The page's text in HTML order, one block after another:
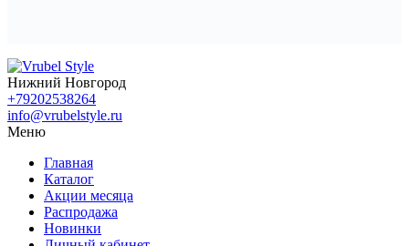
Нижний Новгород
+79202538264
info@vrubelstyle.ru
Меню
Главная
Каталог
Акции месяца
Распродажа
Новинки